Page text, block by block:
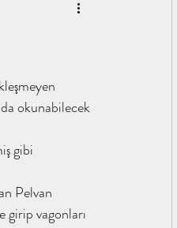
okunabilecek
gibi
Pelvan
girip vagonları